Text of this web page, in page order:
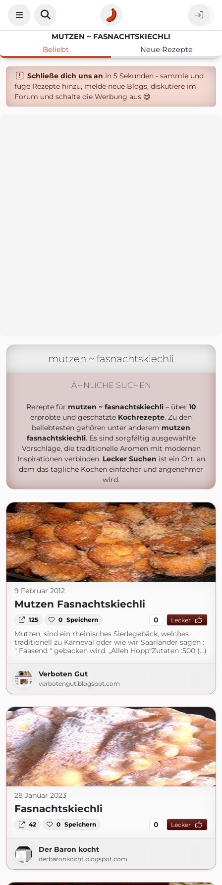
MUTZEN ~ FASNACHTSKIECHLI
Beliebt
Neue Rezepte
Schließe dich uns an in 5 Sekunden - sammle und
füge Rezepte hinzu, melde neue Blogs, diskutiere im
Forum und schalte die Werbung aus 😄
mutzen ~ fasnachtskiechli
ÄHNLICHE SUCHEN
Rezepte für mutzen ~ fasnachtskiechli– über 10
erprobte und geschätzte Kochrezepte. Zu den
beliebtesten gehören unter anderem mutzen
fasnachtskiechli. Es sind sorgfältig ausgewählte
Vorschläge, die traditionelle Aromen mit modernen
Inspirationen verbinden. Lecker Suchen ist ein Ort, an
dem das tägliche Kochen einfacher und angenehmer
wird.
9 Februar 2012
Mutzen Fasnachtskiechli
125 0 Speichern 0 Lecker
Mutzen, sind ein rheinisches Siedegebäck, welches
traditionell zu Karneval oder wie wir Saarländer sagen :
" Faasend " gebacken wird. „Alleh Hopp“Zutaten :500 (...)
Verboten Gut
verbotengut.blogspot.com
28 Januar 2023
Fasnachtskiechli
42 0 Speichern 0 Lecker
Der Baron kocht
derbaronkocht.blogspot.com